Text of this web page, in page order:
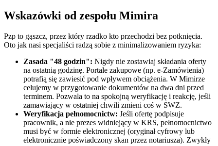
Wskazówki od zespołu Mimira
Pzp to gąszcz, przez który rzadko kto przechodzi bez potknięcia.
Oto jak nasi specjaliści radzą sobie z minimalizowaniem ryzyka:
Zasada "48 godzin": Nigdy nie zostawiaj składania oferty
na ostatnią godzinę. Portale zakupowe (np. e-Zamówienia)
potrafią się zawiesić pod wpływem obciążenia. W Mimirze
celujemy w przygotowanie dokumentów na dwa dni przed
terminem. Pozwala to na spokojną weryfikację i reakcję, jeśli
zamawiający w ostatniej chwili zmieni coś w SWZ.
Weryfikacja pełnomocnictw: Jeśli ofertę podpisuje
pracownik, a nie prezes widniejący w KRS, pełnomocnictwo
musi być w formie elektronicznej (oryginał cyfrowy lub
elektronicznie poświadczony skan przez notariusza). Zwykły